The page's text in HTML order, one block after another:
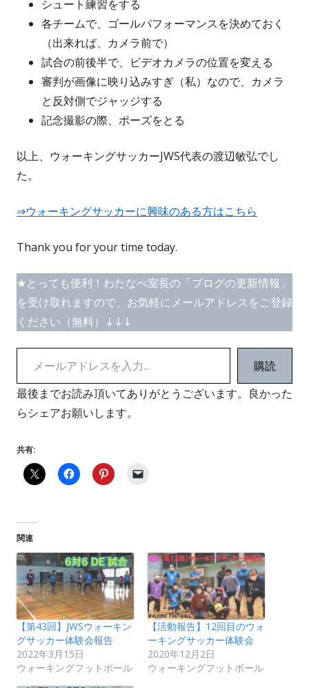
シュート練習をする
各チームで、ゴールパフォーマンスを決めておく
（出来れば、カメラ前で）
試合の前後半で、ビデオカメラの位置を変える
審判が画像に映り込みすぎ（私）なので、カメラ
と反対側でジャッジする
記念撮影の際、ポーズをとる
以上、ウォーキングサッカーJWS代表の渡辺敏弘でし
た。
⇒ウォーキングサッカーに興味のある方はこちら
Thank you for your time today.
★とっても便利！わたなべ室長の「ブログの更新情報」
を受け取れますので、お気軽にメールアドレスをご登録
ください（無料）↓↓↓
メールアドレスを入力...
購読
最後までお読み頂いてありがとうございます。良かった
らシェアお願いします。
共有:
関連
【第43回】JWSウォーキン
グサッカー体験会報告
2022年3月15日
ウォーキングフットボール
【活動報告】12回目のウォ
ーキングサッカー体験会
2020年12月2日
ウォーキングフットボール